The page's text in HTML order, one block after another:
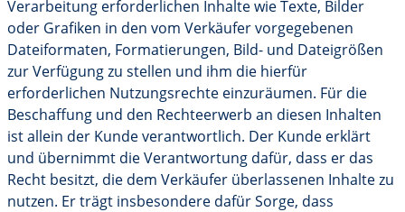
Verarbeitung erforderlichen Inhalte wie Texte, Bilder
oder Grafiken in den vom Verkäufer vorgegebenen
Dateiformaten, Formatierungen, Bild- und Dateigrößen
zur Verfügung zu stellen und ihm die hierfür
erforderlichen Nutzungsrechte einzuräumen. Für die
Beschaffung und den Rechteerwerb an diesen Inhalten
ist allein der Kunde verantwortlich. Der Kunde erklärt
und übernimmt die Verantwortung dafür, dass er das
Recht besitzt, die dem Verkäufer überlassenen Inhalte zu
nutzen. Er trägt insbesondere dafür Sorge, dass